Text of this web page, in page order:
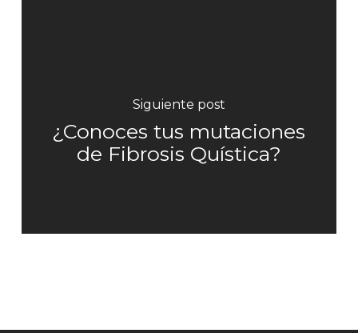
Siguiente post
¿Conoces tus mutaciones
de Fibrosis Quística?